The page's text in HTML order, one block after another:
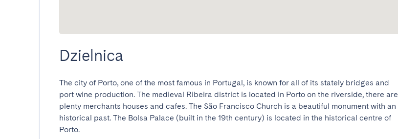
Dzielnica
The city of Porto, one of the most famous in Portugal, is known for all of its stately bridges and
port wine production. The medieval Ribeira district is located in Porto on the riverside, there are
plenty merchants houses and cafes. The São Francisco Church is a beautiful monument with an
historical past. The Bolsa Palace (built in the 19th century) is located in the historical centre of
Porto.